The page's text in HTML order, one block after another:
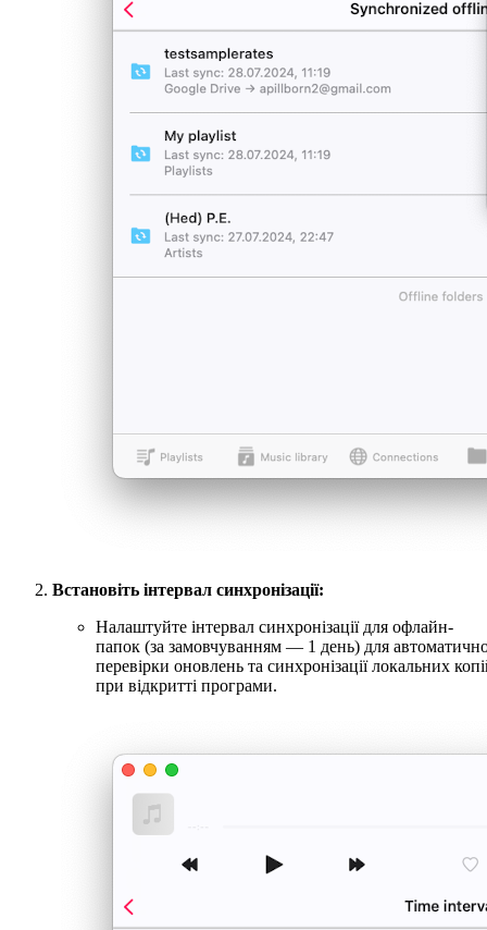
Встановіть інтервал синхронізації:
Налаштуйте інтервал синхронізації для офлайн-
папок (за замовчуванням — 1 день) для
перевірки оновлень та синхронізації локальних
при відкритті програми.